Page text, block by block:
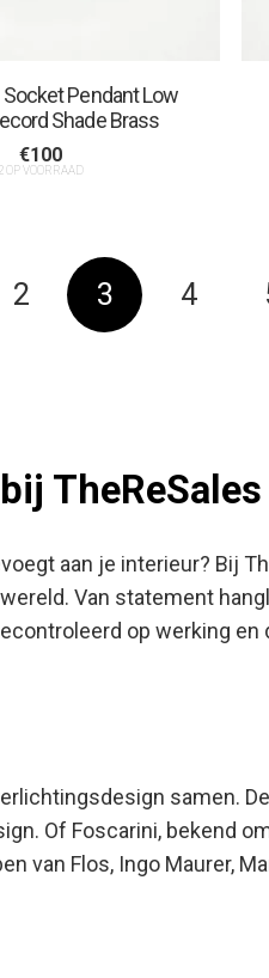
Pendant Low
Shade Brass
€100
OP VOORRAAD
2 3 4
TheReSales
aan je interieur? Bij
Van statement
op werking
samen.
Of Foscarini, bekend
van Flos, Ingo Maurer,